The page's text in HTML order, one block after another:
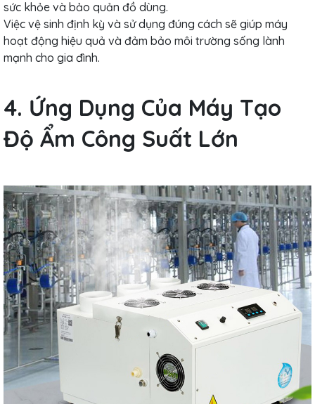
sức khỏe và bảo quản đồ dùng.
Việc vệ sinh định kỳ và sử dụng đúng cách sẽ giúp máy
hoạt động hiệu quả và đảm bảo môi trường sống lành
mạnh cho gia đình.
4. Ứng Dụng Của Máy Tạo
Độ Ẩm Công Suất Lớn